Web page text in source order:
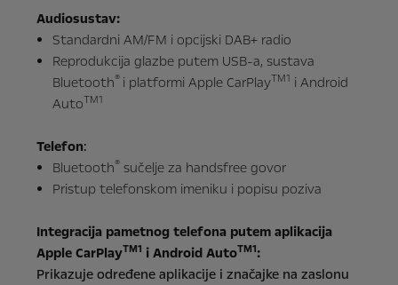
Audiosustav:
Standardni AM/FM i opcijski DAB+ radio
Reprodukcija glazbe putem USB-a, sustava
Bluetooth® i platformi Apple CarPlayTM1 i Android
AutoTM1
Telefon:
Bluetooth®sučelje za handsfree govor
Pristup telefonskom imeniku i popisu poziva
Integracija pametnog telefona putem aplikacija
Apple CarPlayTM1 i Android AutoTM1:
Prikazuje određene aplikacije i značajke na zaslonu